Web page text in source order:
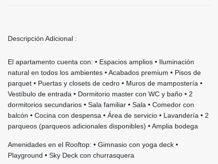
Descripción Adicional :
El apartamento cuenta con: • Espacios amplios • Iluminación
natural en todos los ambientes • Acabados premium • Pisos de
parquet • Puertas y closets de cedro • Muros de mampostería •
Vestíbulo de entrada • Dormitorio master con WC y baño • 2
dormitorios secundarios • Sala familiar • Sala • Comedor con
balcón • Cocina con despensa • Área de servicio • Lavandería • 2
parqueos (parqueos adicionales disponibles) • Amplia bodega
Amenidades en el Rooftop: • Gimnasio con yoga deck •
Playground • Sky Deck con churrasquera